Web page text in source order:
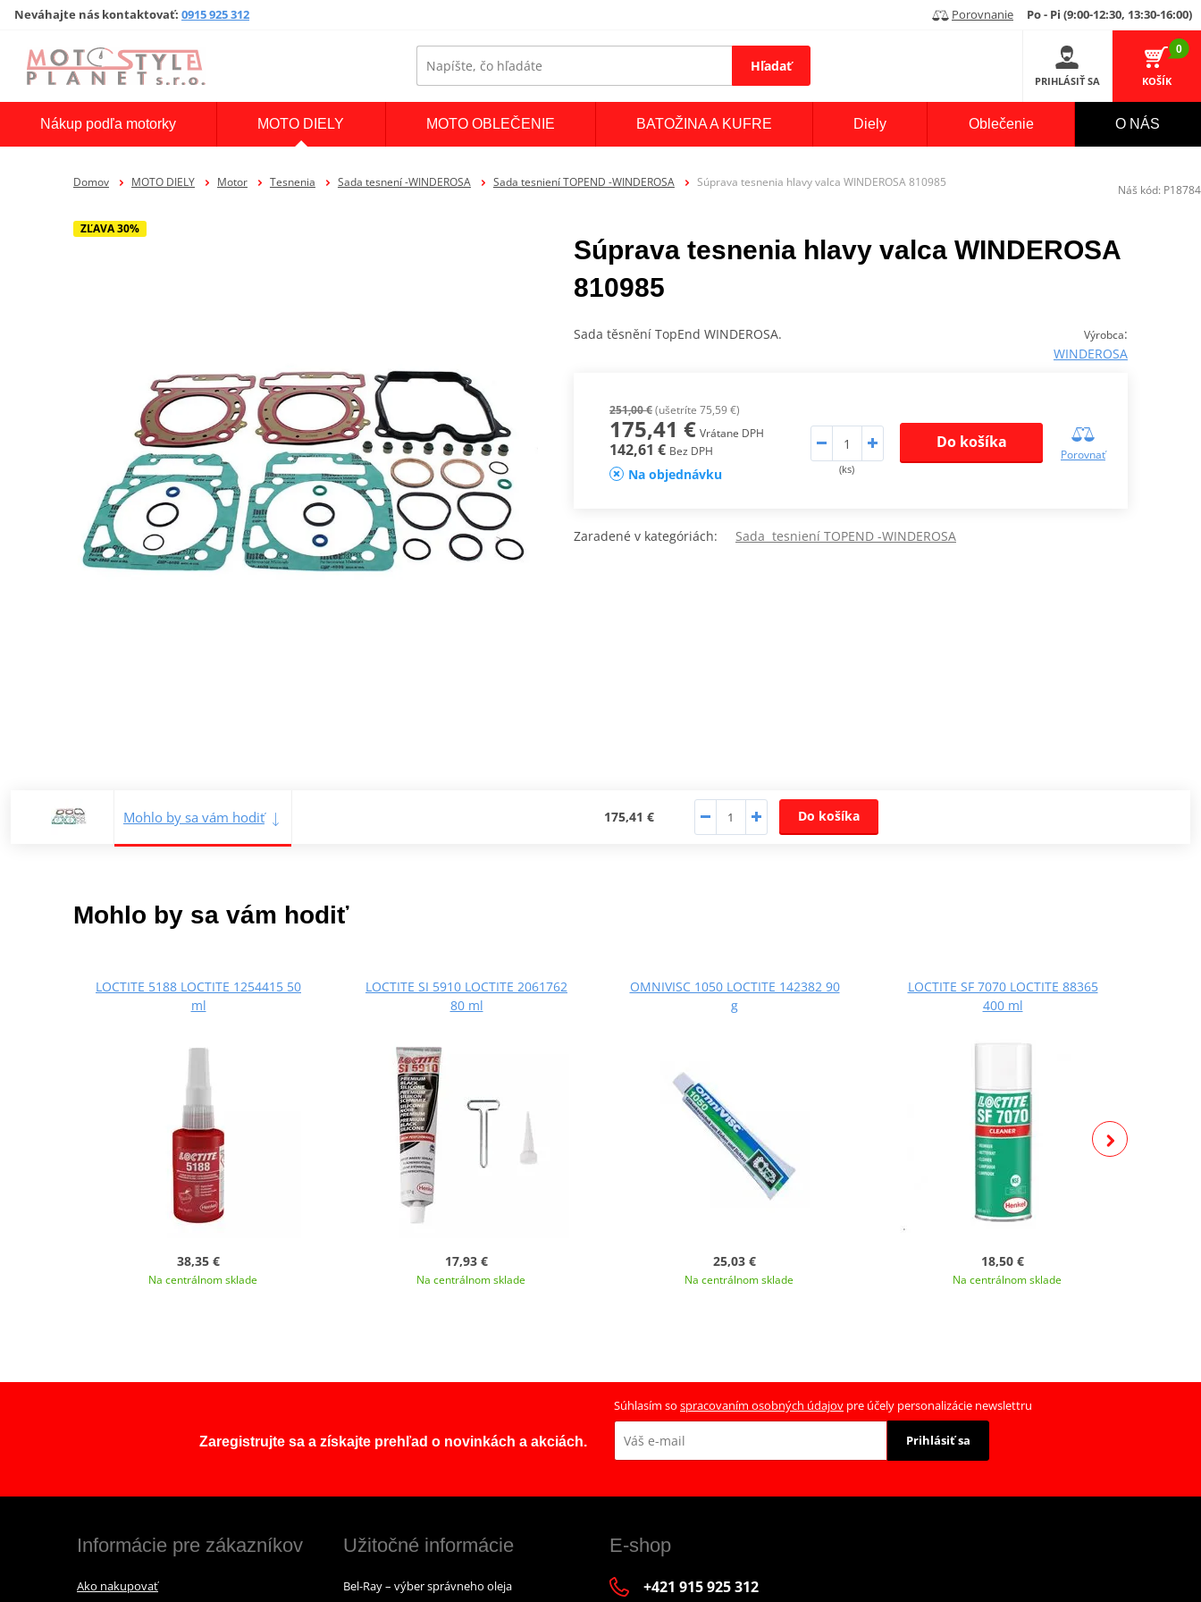
Neváhajte nás kontaktovať: 0915 925 312 Porovnanie Po - Pi (9:00-12:30, 13:30-16:00)
Hľadať
PRIHLÁSIŤ SA
0
KOŠÍK
Nákup podľa motorky MOTO DIELY MOTO OBLEČENIE BATOŽINA A KUFRE Diely Oblečenie O NÁS
Domov MOTO DIELY Motor Tesnenia Sada tesnení -WINDEROSA Sada tesniení TOPEND -WINDEROSA Súprava tesnenia hlavy valca WINDEROSA 810985
ZĽAVA 30%
Súprava tesnenia hlavy valca WINDEROSA
810985
Výrobca:
WINDEROSA
Sada těsnění TopEnd WINDEROSA.
251,00 €(ušetríte 75,59 €)
175,41 € Vrátane DPH
142,61 € Bez DPH
Na objednávku (ks)
Do košíka
Porovnať
Zaradené v kategóriách: Sada tesniení TOPEND -WINDEROSA
Mohlo by sa vám hodiť 175,41 € Do košíka
Náš kód: P18784
Mohlo by sa vám hodiť
LOCTITE 5188 LOCTITE 1254415 50
ml
38,35 €
Na centrálnom sklade
LOCTITE SI 5910 LOCTITE 2061762
80 ml
17,93 €
Na centrálnom sklade
OMNIVISC 1050 LOCTITE 142382 90
g
25,03 €
Na centrálnom sklade
LOCTITE SF 7070 LOCTITE 88365
400 ml
18,50 €
Na centrálnom sklade
Zaregistrujte sa a získajte prehľad o novinkách a akciách.
Súhlasím so spracovaním osobných údajov pre účely personalizácie newslettru
Prihlásiť sa
Informácie pre zákazníkov
Ako nakupovať
Užitočné informácie
Bel-Ray – výber správneho oleja
E-shop
+421 915 925 312